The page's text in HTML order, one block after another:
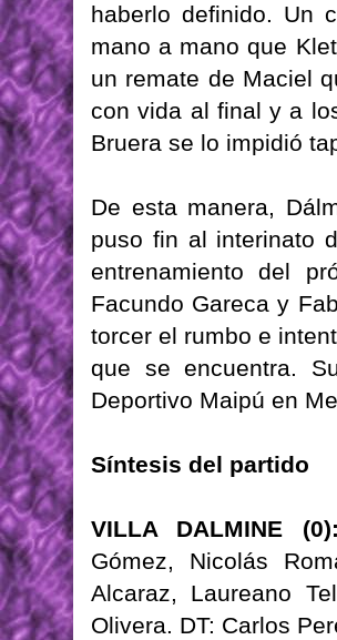
haberlo definido. Un
mano a mano que
un remate de Maciel
con vida al final y a
Bruera se lo impidió
De esta manera,
puso fin al interinato
entrenamiento del
Facundo Gareca y
torcer el rumbo e
que se encuentra.
Deportivo Maipú en
Síntesis del partido
VILLA DALMINE (0):
Gómez, Nicolás
Alcaraz, Laureano
Olivera. DT: Carlos